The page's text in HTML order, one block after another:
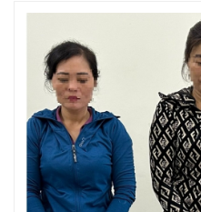
Quan sát
Cuộc sống đó đây
Hồ sơ